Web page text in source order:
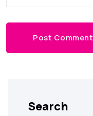
Post Comment
Search